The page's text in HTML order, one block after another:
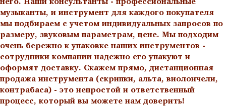
музыканты, и инструмент для каждого покупателя
мы подбираем с учетом индивидуальных запросов по
размеру, звуковым параметрам, цене. Мы подходим
очень бережно к упаковке наших инструментов -
сотрудники компании надежно его упакуют и
оформят доставку. Скажем прямо, дистанционная
продажа инструмента (скрипки, альта, виолончели,
контрабаса) - это непростой и ответственный
процесс, который вы можете нам доверить!